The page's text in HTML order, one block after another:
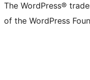
The WordPress®
of the WordPress